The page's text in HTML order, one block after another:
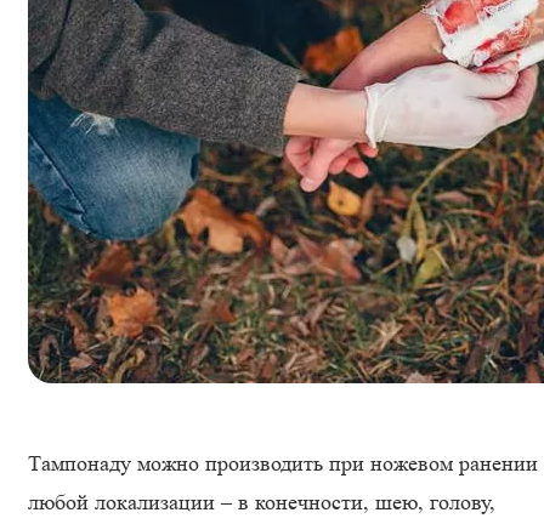
Тампонаду можно производить при ножевом ранении
любой локализации – в конечности, шею, голову,